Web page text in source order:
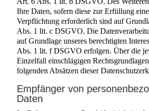
Ihre Daten, sofern diese zur Erfüllung
Verpflichtung erforderlich sind auf
Abs. 1 lit. c DSGVO. Die
auf Grundlage unseres berechtigten
Abs. 1 lit. f DSGVO erfolgen. Über die
Einzelfall einschlägigen
folgenden Absätzen dieser
Empfänger von
Daten